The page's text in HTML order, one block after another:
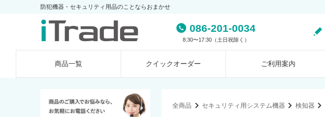
防犯機器・セキュリティ用品のことならおまかせ
086-201-0034
8:30〜17:30（土日祝除く）
商品一覧 クイックオーダー ご利用案内
全商品 セキュリティ用システム機器 検知器